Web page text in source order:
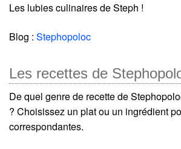
Les lubies culinaires de Steph !
Blog : Stephopoloc
Les recettes de
De quel genre de recette de
? Choisissez un plat ou un ingrédient
correspondantes.